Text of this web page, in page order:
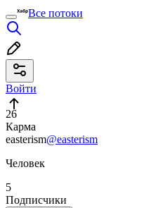
Все потоки
Войти
26
Карма
easterism@easterism
Человек
5
Подписчики